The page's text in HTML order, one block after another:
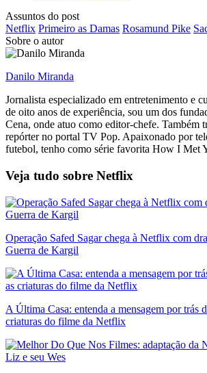
Assuntos do post
Netflix Primeiro as Damas Rosamund Pike
Sobre o autor
Danilo Miranda
Jornalista especializado em entretenimento e
de oito anos de experiência, sou um dos
Cena, onde atuo como editor-chefe. Também
repórter no portal TV Pop. Apaixonado por
futebol, tenho como série favorita How I Met
Veja tudo sobre Netflix
Operação Safed Sagar chega à Netflix com
Guerra de Kargil
A Última Casa: entenda a mensagem por trás
criaturas do filme da Netflix